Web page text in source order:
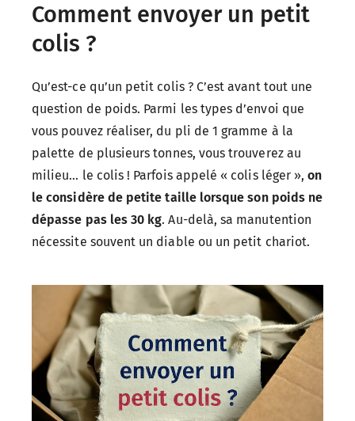
Comment envoyer un petit
colis ?
Qu’est-ce qu’un petit colis ? C’est avant tout une
question de poids. Parmi les types d’envoi que
vous pouvez réaliser, du pli de 1 gramme à la
palette de plusieurs tonnes, vous trouverez au
milieu… le colis ! Parfois appelé « colis léger »,on
le considère de petite taille lorsque son poids ne
dépasse pas les 30 kg. Au-delà, sa manutention
nécessite souvent un diable ou un petit chariot.